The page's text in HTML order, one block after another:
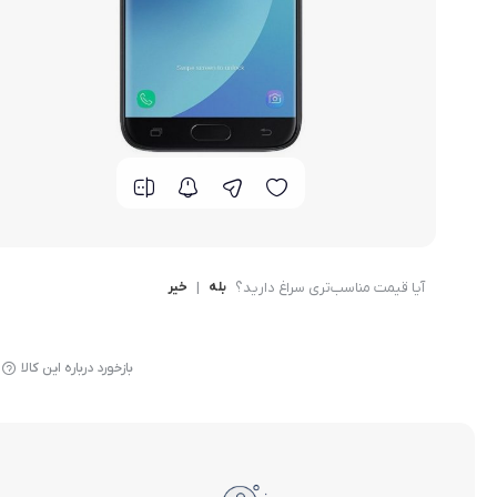
گوشی نوکیا
گوشی وان پلاس
گوشی اچ تی سی
گوشی کاترپیلار آیا قیمت مناسب‌تری سراغ دارید؟ بله | خیر
بازخورد درباره این کالا